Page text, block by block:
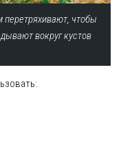
перетряхивают, чтобы
вокруг кустов